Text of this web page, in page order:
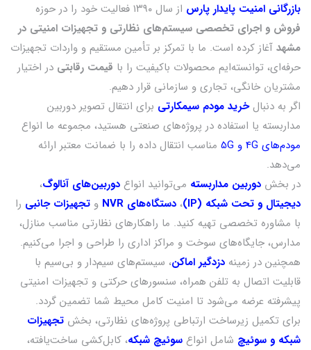
تمیزتر و مرتب‌تر به نظر برسد. این ویژگی به خصوص در
محیط‌های خانگی یا دفاتر کار اهمیت دارد.
امکان نظارت از راه دوربیشتر دوربین‌های بی‌سیم دارای
اپلیکیشن‌های موبایل هستند که به شما اجازه می‌دهند تصاویر
را به صورت زنده و از راه دور مشاهده کنید. این امکان به شما
کمک می‌کند تا در هر لحظه از وضعیت محیط خود مطلع
باشید.
تشخیص حرکت و ارسال هشداردوربین‌های بی‌سیم معمولاً
مجهز به حسگرهای تشخیص حرکت هستند که در صورت
شناسایی حرکت، به شما هشدار می‌دهند. این ویژگی به شما
کمک می‌کند تا سریعاً به هرگونه فعالیت مشکوک واکنش نشان
دهید.
ذخیره‌سازی انعطاف‌پذیردوربین‌های بی‌سیم گزینه‌های مختلفی
برای ذخیره‌سازی تصاویر دارند. شما می‌توانید از کارت‌های
حافظه، هارد دیسک‌های شبکه (NAS) یا سرویس‌های ابری
استفاده کنید. هر کدام از این گزینه‌ها مزایا و معایب خاص خود
را دارند.
پشتیبانی از رزولوشن بالا.
بازرگانی امنیت پایدار پارس از سال ۱۳۹۰ فعالیت خود را در حوزه
فروش و اجرای تخصصی سیستم‌های نظارتی و تجهیزات امنیتی در
مشهد آغاز کرده است. ما با تمرکز بر تأمین مستقیم و واردات تجهیزات
حرفه‌ای، توانسته‌ایم محصولات باکیفیت را با قیمت رقابتی در اختیار
مشتریان خانگی، تجاری و سازمانی قرار دهیم.
اگر به دنبالخرید مودم سیمکارتی برای انتقال تصویر دوربین
مداربسته یا استفاده در پروژه‌های صنعتی هستید، مجموعه ما انواع
مودم‌های 4G و 5G
مناسب انتقال داده را با ضمانت معتبر ارائه
می‌دهد.
در بخش دوربین مداربسته می‌توانید انواع دوربین‌های آنالوگ،
دیجیتال و تحت شبکه (IP)
، دستگاه‌های NVR و تجهیزات جانبی را
با مشاوره تخصصی تهیه کنید. ما راهکارهای نظارتی مناسب منازل،
مدارس، جایگاه‌های سوخت و مراکز اداری را طراحی و اجرا می‌کنیم.
همچنین در زمینه دزدگیر اماکن، سیستم‌های سیم‌دار و بی‌سیم با
قابلیت اتصال به تلفن همراه، سنسورهای حرکتی و تجهیزات امنیتی
پیشرفته عرضه می‌شود تا امنیت کامل محیط شما تضمین گردد.
برای تکمیل زیرساخت ارتباطی پروژه‌های نظارتی، بخش تجهیزات
شبکه و سوئیچ شامل انواع سوئیچ شبکه، کابل‌کشی ساخت‌یافته،